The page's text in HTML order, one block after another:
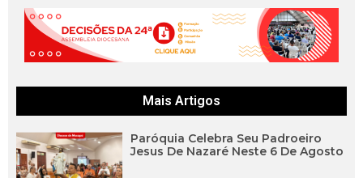
Mais Artigos
Paróquia Celebra Seu Padroeiro
Jesus De Nazaré Neste 6 De Agosto